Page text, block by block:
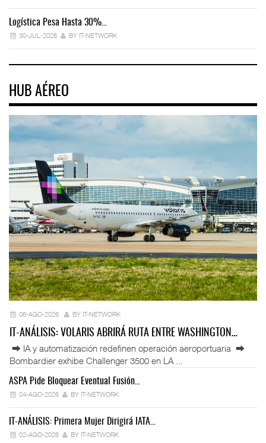
Logística Pesa Hasta 30%…
30-JUL-2026 BY IT-NETWORK
HUB AÉREO
06-AGO-2026 BY IT-NETWORK
IT-ANÁLISIS: VOLARIS ABRIRÁ RUTA ENTRE WASHINGTON…
⮕ IA y automatización redefinen operación aeroportuaria ⮕
Bombardier exhibe Challenger 3500 en LA ...
ASPA Pide Bloquear Eventual Fusión…
04-AGO-2026 BY IT-NETWORK
IT-ANÁLISIS: Primera Mujer Dirigirá IATA…
02-AGO-2026 BY IT-NETWORK